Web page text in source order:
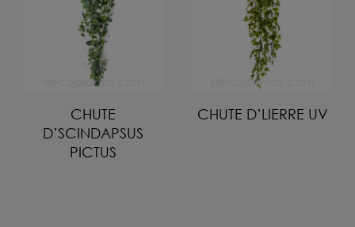
CHUTE
D’SCINDAPSUS
PICTUS
CHUTE D’LIERRE UV